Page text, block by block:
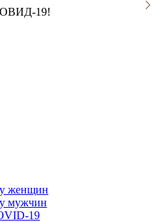
19!
у женщин
мужчин
19